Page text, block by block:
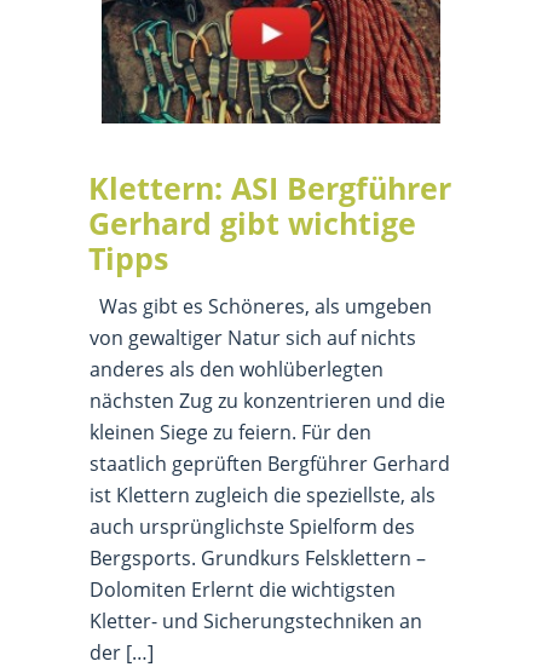
Klettern: ASI Bergführer
Gerhard gibt wichtige
Tipps
Was gibt es Schöneres, als umgeben
von gewaltiger Natur sich auf nichts
anderes als den wohlüberlegten
nächsten Zug zu konzentrieren und die
kleinen Siege zu feiern. Für den
staatlich geprüften Bergführer Gerhard
ist Klettern zugleich die speziellste, als
auch ursprünglichste Spielform des
Bergsports. Grundkurs Felsklettern –
Dolomiten Erlernt die wichtigsten
Kletter- und Sicherungstechniken an
der […]